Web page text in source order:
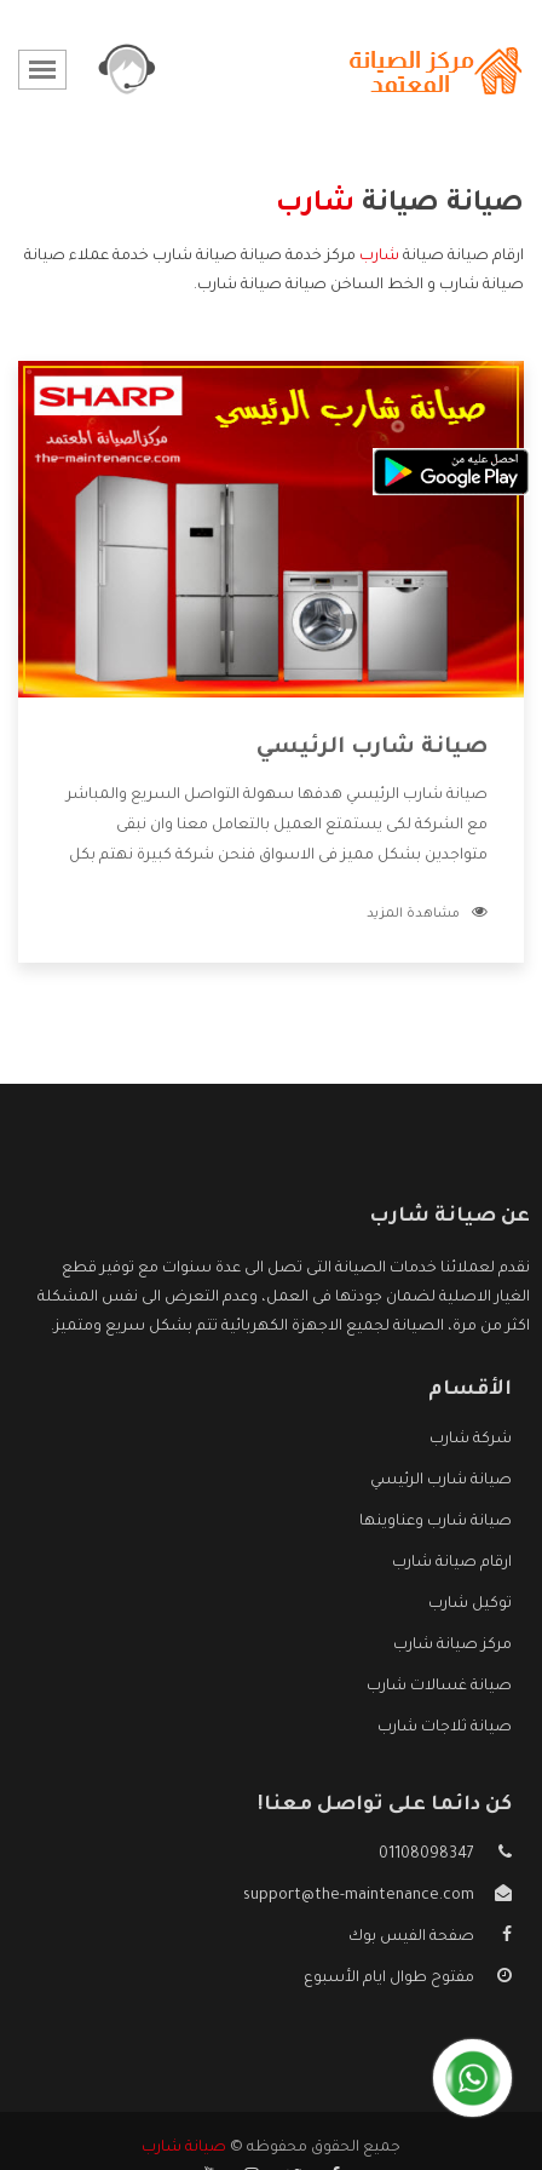
صيانة صيانة شارب
ارقام صيانة صيانة شارب مركز خدمة صيانة صيانة شارب خدمة عملاء صيانة
صيانة شارب و الخط الساخن صيانة صيانة شارب.
صيانة شارب الرئيسي
صيانة شارب الرئيسي هدفها سهولة التواصل السريع والمباشر
مع الشركة لكى يستمتع العميل بالتعامل معنا وان نبقى
متواجدين بشكل مميز فى الاسواق فنحن شركة كبيرة نهتم بكل
الشركة بها والتى تكون منها خدمة الصيانة التى تكون من أهم
مشاهدة المزيد
عن صيانة شارب
نقدم لعملائنا خدمات الصيانة التى تصل الى عدة سنوات مع توفير قطع
الغيار الاصلية لضمان جودتها فى العمل، وعدم التعرض الى نفس المشكلة
اكثر من مرة، الصيانة لجميع الاجهزة الكهربائية تتم بشكل سريع ومتميز.
الأقسام
شركة شارب
صيانة شارب الرئيسي
صيانة شارب وعناوينها
ارقام صيانة شارب
توكيل شارب
مركز صيانة شارب
صيانة غسالات شارب
صيانة ثلاجات شارب
كن دائما على تواصل معنا!
01108098347
support@the-maintenance.com
صفحة الفيس بوك
مفتوح طوال ايام الأسبوع
جميع الحقوق محفوظه © صيانة شارب